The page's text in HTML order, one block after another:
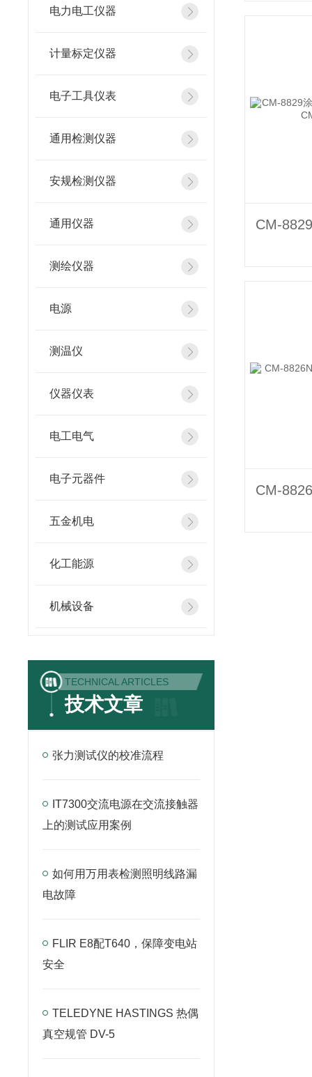
电力电工仪器
计量标定仪器
电子工具仪表
通用检测仪器
安规检测仪器
通用仪器
测绘仪器
电源
测温仪
仪器仪表
电工电气
电子元器件
五金机电
化工能源
机械设备
TECHNICAL ARTICLES
技术文章
张力测试仪的校准流程
IT7300交流电源在交流接触器
上的测试应用案例
如何用万用表检测照明线路漏
电故障
FLIR E8配T640，保障变电站
安全
TELEDYNE HASTINGS 热偶
真空规管 DV-5